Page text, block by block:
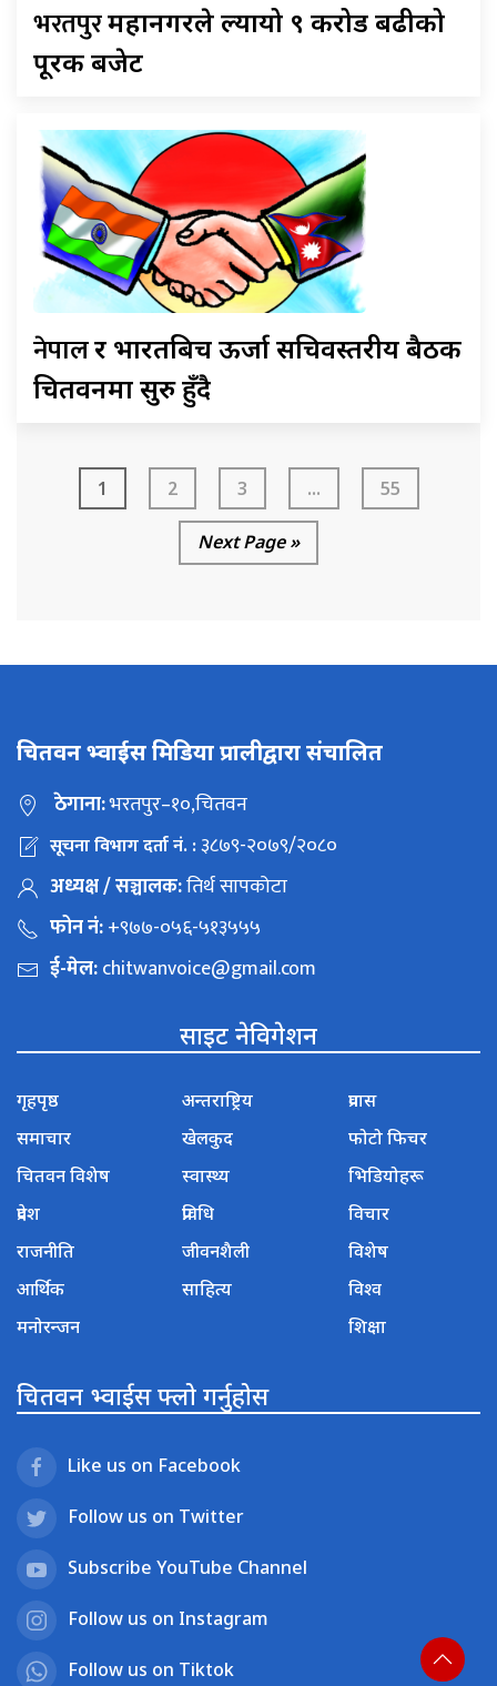
भरतपुरमहानगरले ल्यायो ९ करोड बढीको
पूरक बजेट
नेपालर भारतबिच ऊर्जा सचिवस्तरीय बैठक
चितवनमा सुरु हुँदै
1 2 3 ... 55
Next Page »
चितवन भ्वाईस मिडिया प्रालीद्वारा संचालित
ठेगाना:भरतपुर–१०,चितवन
सूचना विभाग दर्ता नं. :३८७९-२०७९/२०८०
अध्यक्ष / सञ्चालक:तिर्थ सापकोटा
फोन नं:+९७७-०५६-५१३५५५
ई-मेल:chitwanvoice@gmail.com
साइट नेविगेशन
गृहपृष्ठ
समाचार
चितवन विशेष
प्रदेश
राजनीति
आर्थिक
मनोरन्जन
अन्तराष्ट्रिय
खेलकुद
स्वास्थ्य
प्रविधि
जीवनशैली
साहित्य
प्रवास
फोटो फिचर
भिडियोहरू
विचार
विशेष
विश्व
शिक्षा
चितवन भ्वाईस फ्लो गर्नुहोस
Like us on Facebook
Follow us on Twitter
Subscribe YouTube Channel
Follow us on Instagram
Follow us on Tiktok